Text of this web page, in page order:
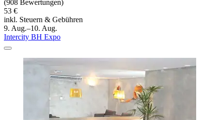
(908 Bewertungen)
53 €
inkl. Steuern & Gebühren
9. Aug.–10. Aug.
Intercity BH Expo